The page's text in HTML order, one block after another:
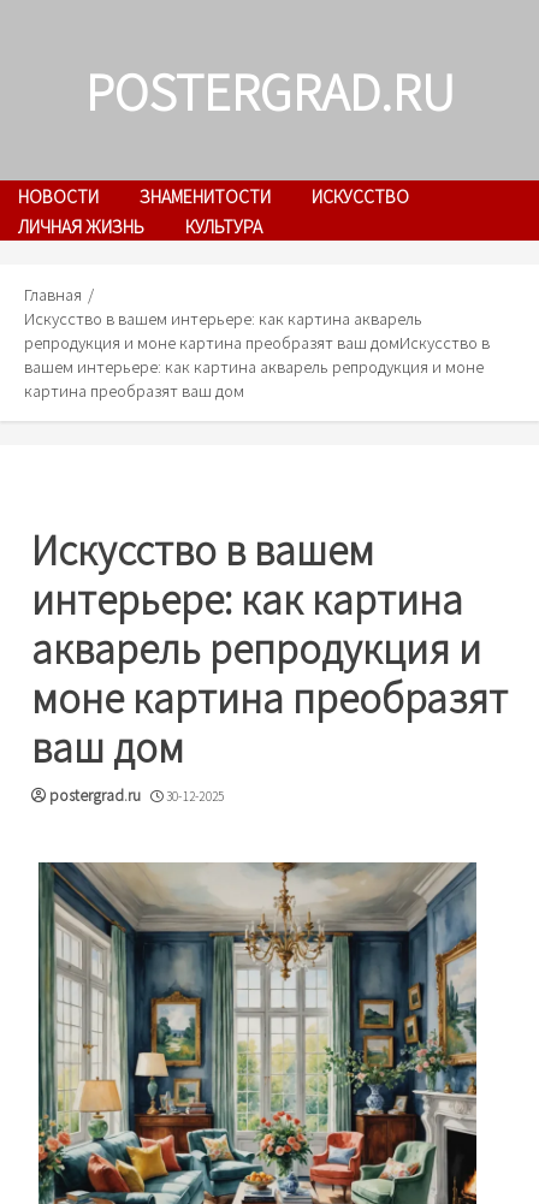
POSTERGRAD.RU
НОВОСТИ ЗНАМЕНИТОСТИ
ИСКУССТВО
ЛИЧНАЯ ЖИЗНЬ
КУЛЬТУРА
Главная
Искусство в вашем интерьере: как картина акварель
репродукция и моне картина преобразят ваш домИскусство в
вашем интерьере: как картина акварель репродукция и моне
картина преобразят ваш дом
Искусство в вашем
интерьере: как картина
акварель репродукция и
моне картина преобразят
ваш дом
postergrad.ru 30-12-2025